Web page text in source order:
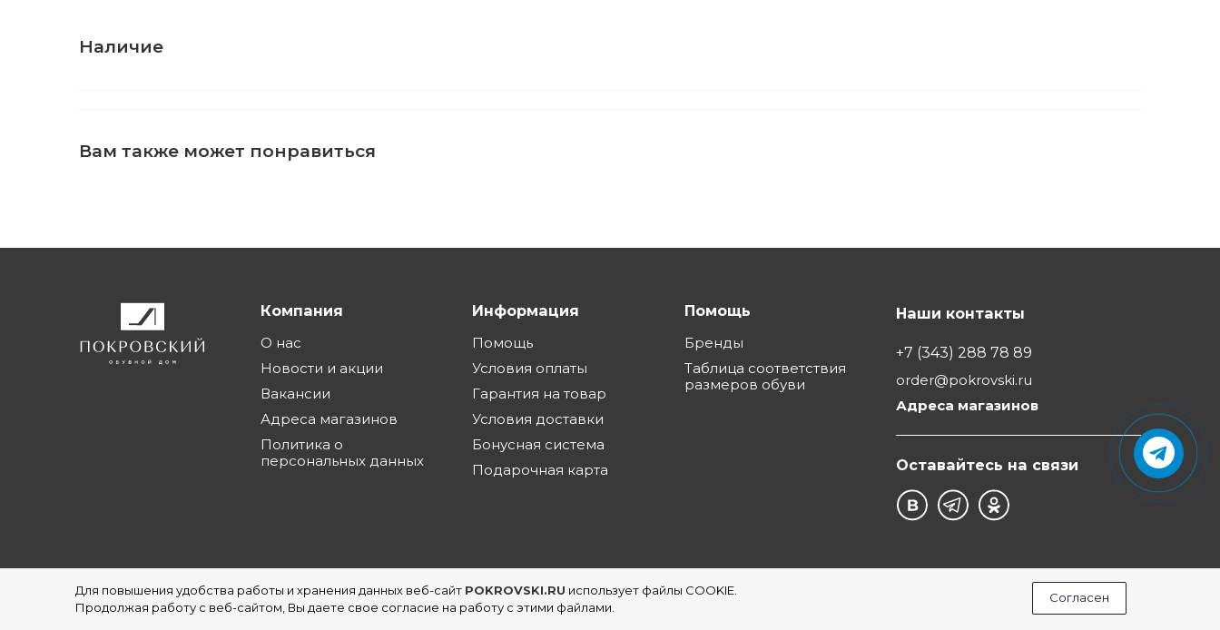
Для повышения удобства работы и хранения данных веб-сайт POKROVSKI.RU использует файлы COOKIE.
Продолжая работу с веб-сайтом, Вы даете свое согласие на работу с этими файлами.
Согласен
Наличие
Вам также может понравиться
Компания
О нас
Новости и акции
Вакансии
Адреса магазинов
Политика о
персональных данных
Информация
Помощь
Условия оплаты
Гарантия на товар
Условия доставки
Бонусная система
Подарочная карта
Помощь
Бренды
Таблица соответствия
размеров обуви
Наши контакты
+7 (343) 288 78 89
order@pokrovski.ru
Адреса магазинов
Оставайтесь на связи
©1997 - 2026 Обувной Дом "Покровский" - сеть магазинов обуви в Екатеринбурге